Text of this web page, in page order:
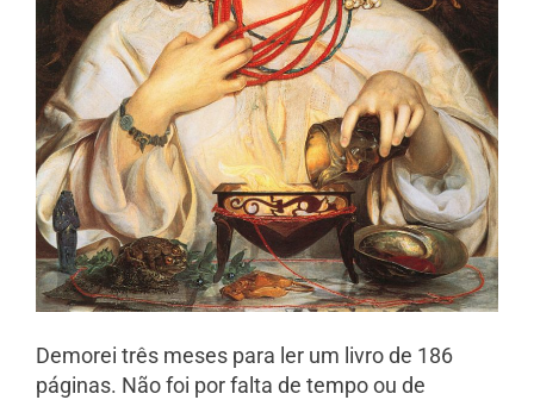
Demorei três meses para ler um livro de 186
páginas. Não foi por falta de tempo ou de